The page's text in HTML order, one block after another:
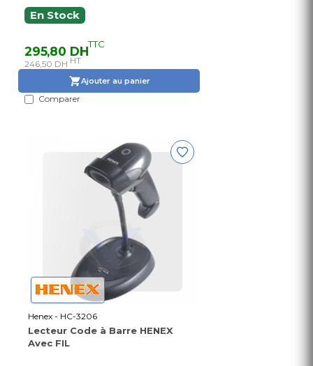
En Stock
295,80 DHTTC
246,50 DH HT
Ajouter au panier
Comparer
Henex - HC-3206
Lecteur Code à Barre HENEX
Avec FIL